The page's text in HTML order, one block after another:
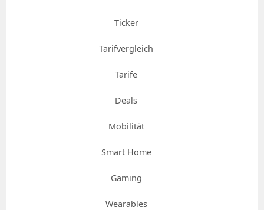
Ticker
Tarifvergleich
Tarife
Deals
Mobilität
Smart Home
Gaming
Wearables